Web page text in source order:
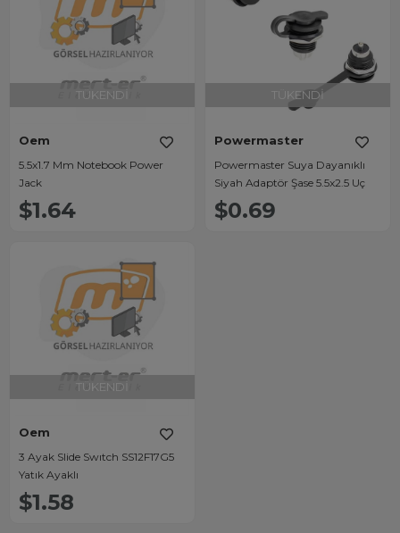
TÜKENDI
Oem
5.5x1.7 Mm Notebook Power
Jack
$1.64
TÜKENDI
Powermaster
Powermaster Suya Dayanıklı
Siyah Adaptör Şase 5.5x2.5 Uç
$0.69
TÜKENDI
Oem
3 Ayak Slide Swıtch SS12F17G5
Yatık Ayaklı
$1.58